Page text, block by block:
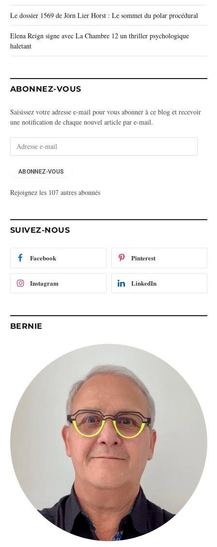
Le dossier 1569 de Jörn Lier Horst : Le sommet du polar procédural
Elena Reign signe avec La Chambre 12 un thriller psychologique
haletant
ABONNEZ-VOUS
Saisissez votre adresse e-mail pour vous abonner à ce blog et recevoir
une notification de chaque nouvel article par e-mail.
s
-
m
ABONNEZ-VOUS
Rejoignez les 107 autres abonnés
SUIVEZ-NOUS
Facebook Pinterest
Instagram LinkedIn
BERNIE